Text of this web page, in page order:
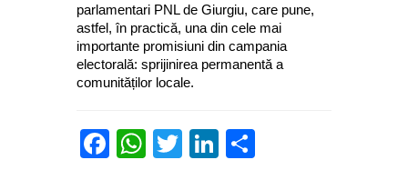
parlamentari PNL de Giurgiu, care pune,
astfel, în practică, una din cele mai
importante promisiuni din campania
electorală: sprijinirea permanentă a
comunităților locale.
Facebook
WhatsApp
TwitterLinkedIn